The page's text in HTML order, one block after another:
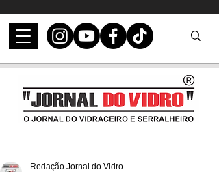
Redação Jornal do Vidro